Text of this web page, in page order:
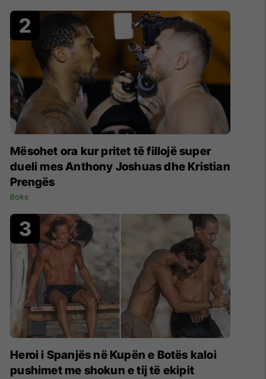
Mësohet ora kur pritet të fillojë super
dueli mes Anthony Joshuas dhe Kristian
Prengës
Boks
Heroi i Spanjës në Kupën e Botës kaloi
pushimet me shokun e tij të ekipit